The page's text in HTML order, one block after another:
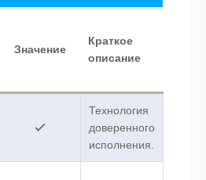
Значение
Краткое
описание
Технология
доверенного
исполнения.